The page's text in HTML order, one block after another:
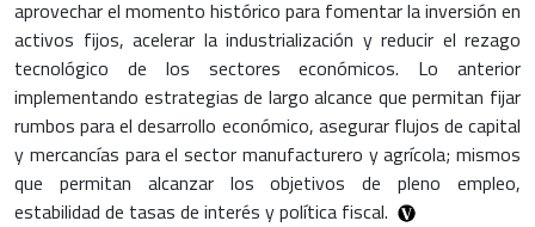
aprovechar el momento histórico para fomentar la inversión en
activos fijos, acelerar la industrialización y reducir el rezago
tecnológico de los sectores económicos. Lo anterior
implementando estrategias de largo alcance que permitan fijar
rumbos para el desarrollo económico, asegurar flujos de capital
y mercancías para el sector manufacturero y agrícola; mismos
que permitan alcanzar los objetivos de pleno empleo,
estabilidad de tasas de interés y política fiscal.